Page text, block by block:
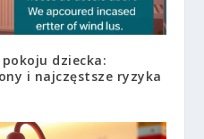
dziecka:
i najczęstsze ryzyka